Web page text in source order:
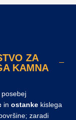
ZA
KAMNA
, posebej
in ostanke kislega
zaradi